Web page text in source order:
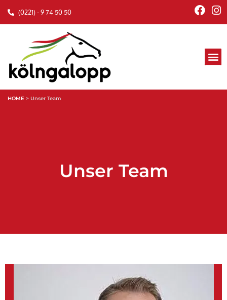
(0221) - 9 74 50 50
HOME > Unser Team
Unser Team